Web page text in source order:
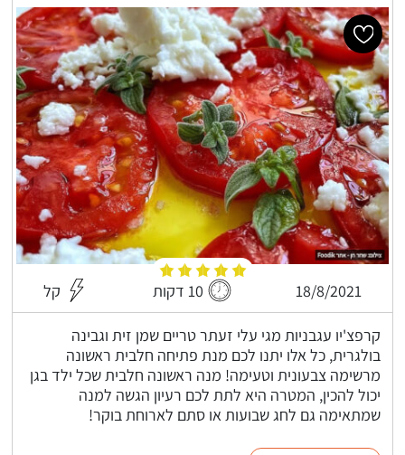
18/8/2021 10 דקות קל
קרפצ'יו עגבניות מגי עלי זעתר טריים שמן זית וגבינה
בולגרית, כל אלו יתנו לכם מנת פתיחה חלבית ראשונה
מרשימה צבעונית וטעימה! מנה ראשונה חלבית שכל ילד בגן
יכול להכין, המטרה היא לתת לכם רעיון הגשה למנה
שמתאימה גם לחג שבועות או סתם לארוחת בוקר!